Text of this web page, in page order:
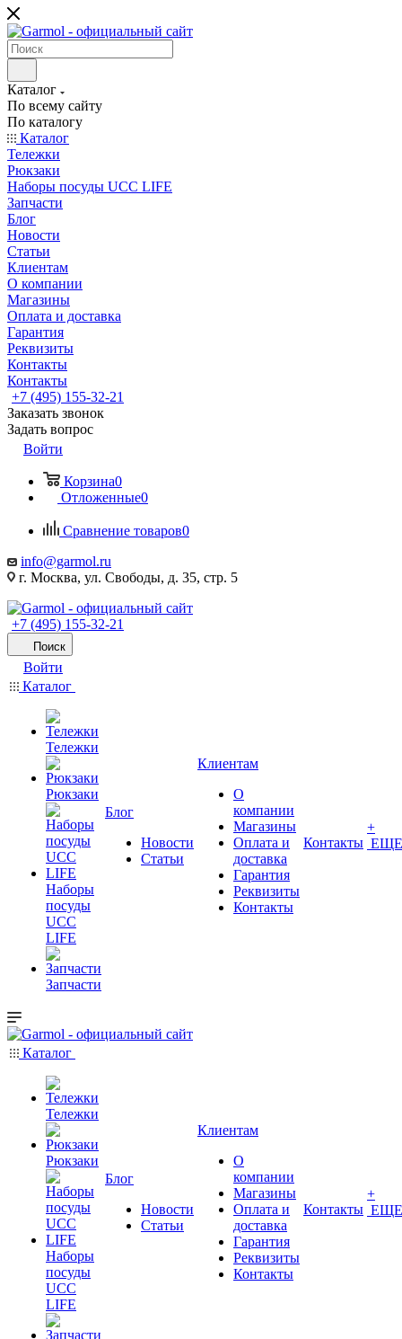
Каталог
По всему сайту
По каталогу
Каталог
Тележки
Рюкзаки
Наборы посуды UCC LIFE
Запчасти
Блог
Новости
Статьи
Клиентам
О компании
Магазины
Оплата и доставка
Гарантия
Реквизиты
Контакты
Контакты
+7 (495) 155-32-21
Заказать звонок
Задать вопрос
Войти
Корзина0
Отложенные0
Сравнение товаров0
info@garmol.ru
г. Москва, ул. Свободы, д. 35, стр. 5
+7 (495) 155-32-21
Поиск
Войти
Каталог
Тележки
Рюкзаки
Наборы
посуды
UCC
LIFE
Запчасти
Блог
Новости
Статьи
Клиентам
О
компании
Магазины
Оплата и
доставка
Гарантия
Реквизиты
Контакты
Контакты
+
ЕЩЕ
Каталог
Тележки
Рюкзаки
Наборы
посуды
UCC
LIFE
Блог
Новости
Статьи
Клиентам
О
компании
Магазины
Оплата и
доставка
Гарантия
Реквизиты
Контакты
Контакты
+
ЕЩЕ